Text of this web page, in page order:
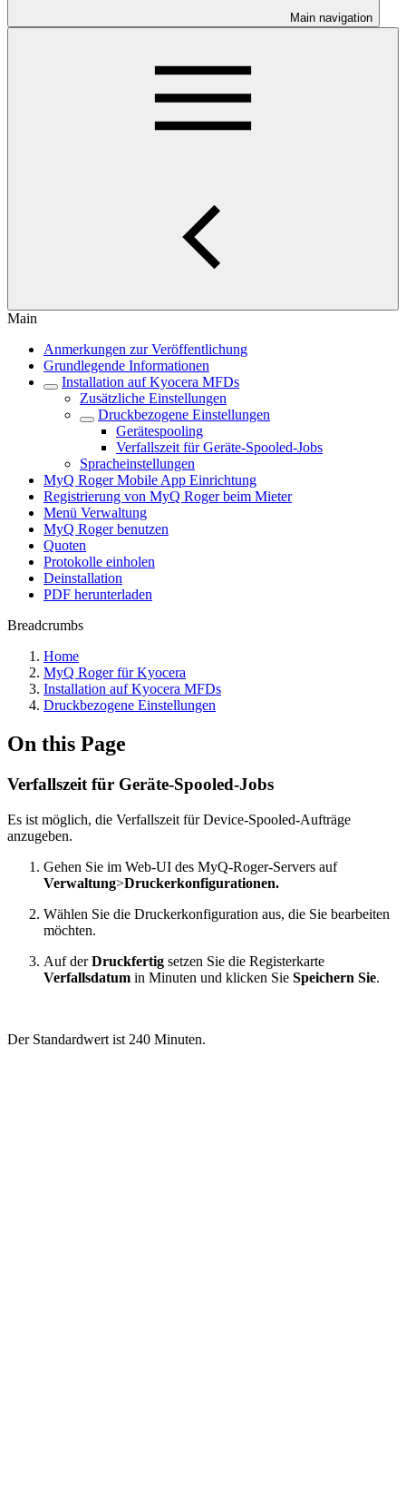
Main navigation
Main
Anmerkungen zur Veröffentlichung
Grundlegende Informationen
Installation auf Kyocera MFDs
Zusätzliche Einstellungen
Druckbezogene Einstellungen
Gerätespooling
Verfallszeit für Geräte-Spooled-Jobs
Spracheinstellungen
MyQ Roger Mobile App Einrichtung
Registrierung von MyQ Roger beim Mieter
Menü Verwaltung
MyQ Roger benutzen
Quoten
Protokolle einholen
Deinstallation
PDF herunterladen
Breadcrumbs
Home
MyQ Roger für Kyocera
Installation auf Kyocera MFDs
Druckbezogene Einstellungen
On this Page
Verfallszeit für Geräte-Spooled-Jobs
Es ist möglich, die Verfallszeit für Device-Spooled-Aufträge
anzugeben.
Gehen Sie im Web-UI des MyQ-Roger-Servers auf
Verwaltung>Druckerkonfigurationen.
Wählen Sie die Druckerkonfiguration aus, die Sie bearbeiten
möchten.
Auf derDruckfertig setzen Sie die Registerkarte
Verfallsdatum in Minuten und klicken Sie Speichern Sie.
Der Standardwert ist 240 Minuten.